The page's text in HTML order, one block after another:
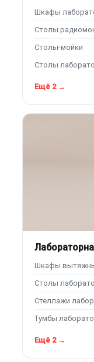
Шкафы
Столы
Столы-мойки
Столы
Ещё 2 →
Шкафы
Столы
Стеллажи
Тумбы
Ещё 2 →